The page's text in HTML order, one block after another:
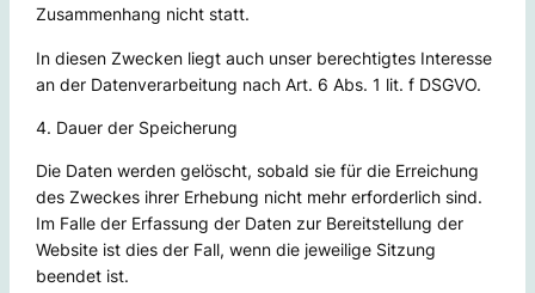
Zusammenhang nicht statt.
In diesen Zwecken liegt auch unser berechtigtes Interesse
an der Datenverarbeitung nach Art. 6 Abs. 1 lit. f DSGVO.
4. Dauer der Speicherung
Die Daten werden gelöscht, sobald sie für die Erreichung
des Zweckes ihrer Erhebung nicht mehr erforderlich sind.
Im Falle der Erfassung der Daten zur Bereitstellung der
Website ist dies der Fall, wenn die jeweilige Sitzung
beendet ist.